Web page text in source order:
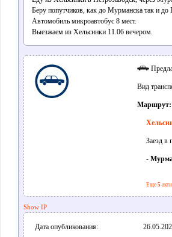
Беру попутчиков, как до Мурманска так и до
Автомобиль микроавтобус 8 мест.
Выезжаем из Хельсинки 11.06 вечером.
Вид
Маршрут:
Заезд в
-
Еще 5
Show IP
Дата опубликования: